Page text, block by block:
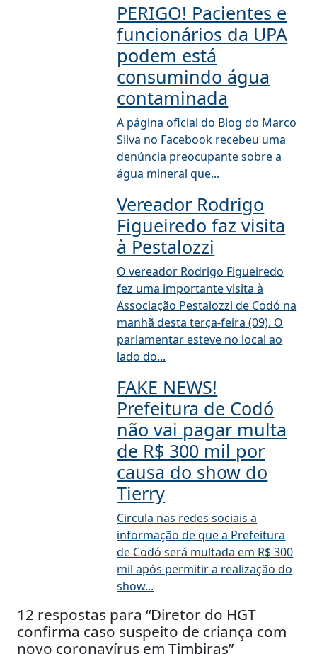
PERIGO! Pacientes e
funcionários da UPA
podem está
consumindo água
contaminada
A página oficial do Blog do Marco
Silva no Facebook recebeu uma
denúncia preocupante sobre a
água mineral que...
Vereador Rodrigo
Figueiredo faz visita
à Pestalozzi
O vereador Rodrigo Figueiredo
fez uma importante visita à
Associação Pestalozzi de Codó na
manhã desta terça-feira (09). O
parlamentar esteve no local ao
lado do...
FAKE NEWS!
Prefeitura de Codó
não vai pagar multa
de R$ 300 mil por
causa do show do
Tierry
Circula nas redes sociais a
informação de que a Prefeitura
de Codó será multada em R$ 300
mil após permitir a realização do
show...
12 respostas para “Diretor do HGT
confirma caso suspeito de criança com
novo coronavírus em Timbiras”